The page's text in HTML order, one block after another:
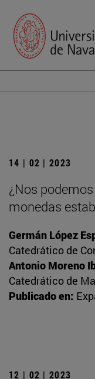
14 | 02 | 2023
¿Nos
monedas
Germán López
Catedrático de
Antonio Moreno
Catedrático de
Publicado en:
12 | 02 | 2023